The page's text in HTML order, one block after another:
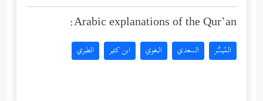
Arabic explanations of the Qur’an:
المُيسَّر السعدي البغوي ابن كثير الطبري